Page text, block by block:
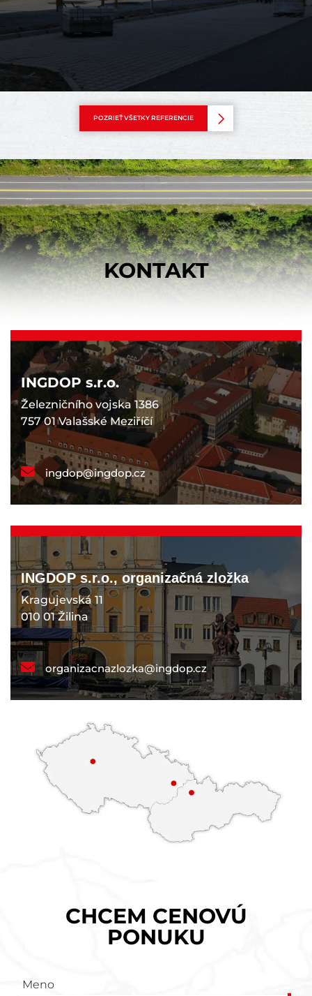
POZRIEŤ VŠETKY REFERENCIE
KONTAKT
INGDOP s.r.o.
Železničního vojska 1386
757 01 Valašské Meziříčí
ingdop@ingdop.cz
INGDOP s.r.o., organizačná zložka
Kragujevská 11
010 01 Žilina
organizacnazlozka@ingdop.cz
CHCEM CENOVÚ
PONUKU
Poptávkový